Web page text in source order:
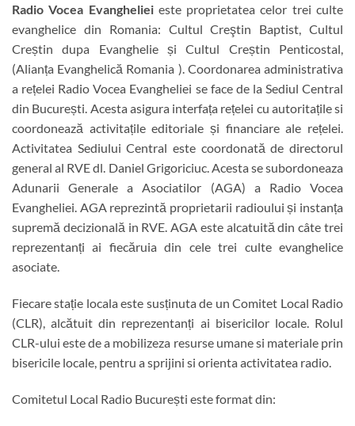
Radio Vocea Evanghelieieste proprietatea celor trei culte
evanghelice din Romania: Cultul Creştin Baptist, Cultul
Creștin dupa Evanghelie și Cultul Creștin Penticostal,
(Alianța Evanghelică Romania ). Coordonarea administrativa
a rețelei Radio Vocea Evangheliei se face de la Sediul Central
din București. Acesta asigura interfața rețelei cu autoritațile si
coordonează activitațile editoriale și financiare ale rețelei.
Activitatea Sediului Central este coordonată de directorul
general al RVE dl. Daniel Grigoriciuc. Acesta se subordoneaza
Adunarii Generale a Asociatilor (AGA) a Radio Vocea
Evangheliei. AGA reprezintă proprietarii radioului și instanța
supremă decizională in RVE. AGA este alcatuită din câte trei
reprezentanți ai fiecăruia din cele trei culte evanghelice
asociate.
Fiecare stație locala este susținuta de un Comitet Local Radio
(CLR), alcătuit din reprezentanți ai bisericilor locale. Rolul
CLR-ului este de a mobilizeza resurse umane si materiale prin
bisericile locale, pentru a sprijini si orienta activitatea radio.
Comitetul Local Radio București este format din: